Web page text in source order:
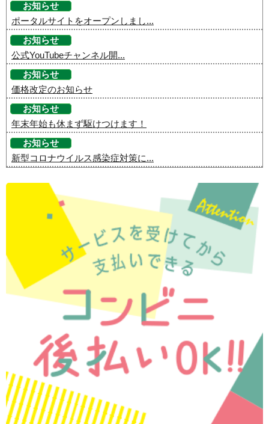
お知らせ
ポータルサイトをオープンしまし...
お知らせ
公式YouTubeチャンネル開...
お知らせ
価格改定のお知らせ
お知らせ
年末年始も休まず駆けつけます！
お知らせ
新型コロナウイルス感染症対策に...